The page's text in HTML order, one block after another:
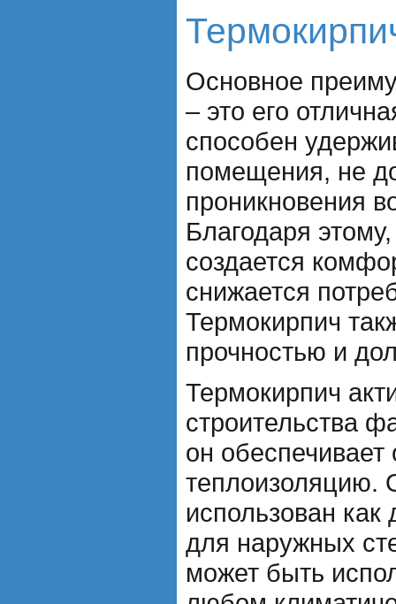
Основное
– это его
способен
помещения, не
проникновения
Благодаря
создается
снижается
Термокирпич
прочностью и
Термокирпич
строительства
он обеспечивает
теплоизоляцию.
использован как
для наружных
может быть